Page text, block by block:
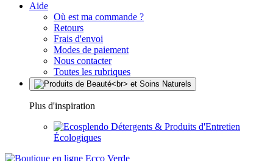
Aide
Où est ma commande ?
Retours
Frais d'envoi
Modes de paiement
Nous contacter
Toutes les rubriques
Plus d'inspiration
Détergents & Produits d'Entretien
Écologiques